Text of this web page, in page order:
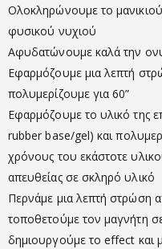
Ολοκληρώνουμε το
φυσικού νυχιού
Αφυδατώνουμε καλά την
Εφαρμόζουμε μια λεπτή
πολυμερίζουμε για 60”
Εφαρμόζουμε το υλικό της
rubber base/gel) και
χρόνους του εκάστοτε
απευθείας σε σκληρό υλικό
Περνάμε μια λεπτή στρώση
τοποθετούμε τον μαγνήτη
δημιουργούμε το effect και